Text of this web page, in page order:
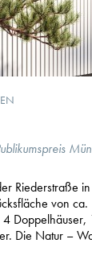
Riederstraße
von
Doppelhäuser,
Die Natur –